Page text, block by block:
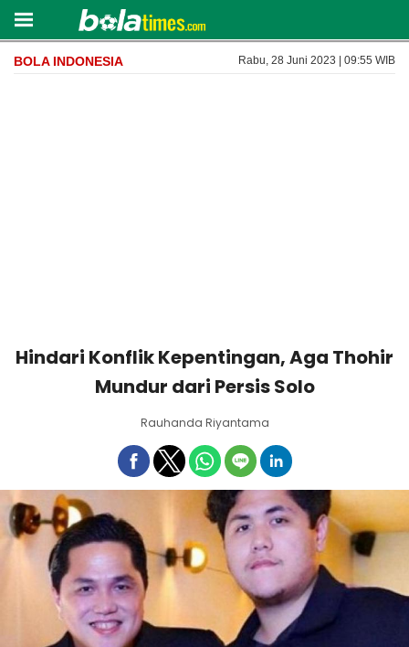
BOLA INDONESIA Rabu, 28 Juni 2023 | 09:55 WIB
Hindari Konflik Kepentingan, Aga Thohir
Mundur dari Persis Solo
Rauhanda Riyantama